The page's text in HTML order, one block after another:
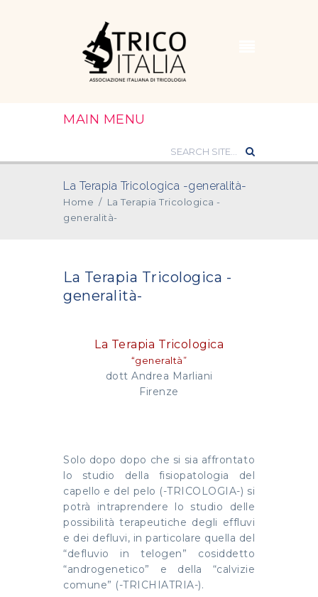
MAIN MENU
La Terapia Tricologica -generalità-
Home / La Terapia Tricologica -
generalità-
La Terapia Tricologica -
generalità-
La Terapia Tricologica
“generaltà”
dott Andrea Marliani
Firenze
Solo dopo dopo che si sia affrontato
lo studio della fisiopatologia del
capello e del pelo (-TRICOLOGIA-) si
potrà intraprendere lo studio delle
possibilità terapeutiche degli effluvi
e dei defluvi, in particolare quella del
“defluvio in telogen” cosiddetto
“androgenetico” e della “calvizie
comune” (-TRICHIATRIA-).